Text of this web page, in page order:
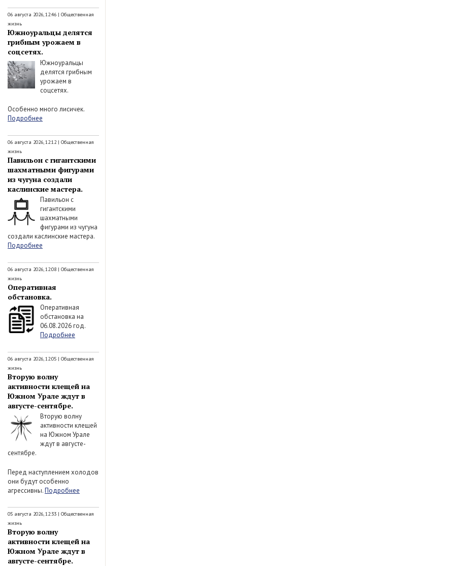
06 августа 2026, 12:46 | Общественная
жизнь
Южноуральцы делятся
грибным урожаем в
соцсетях.
Южноуральцы
делятся грибным
урожаем в
соцсетях.
Особенно много лисичек.
Подробнее
06 августа 2026, 12:12 | Общественная
жизнь
Павильон с гигантскими
шахматными фигурами
из чугуна создали
каслинские мастера.
Павильон с
гигантскими
шахматными
фигурами из чугуна
создали каслинские мастера.
Подробнее
06 августа 2026, 12:08 | Общественная
жизнь
Оперативная
обстановка.
Оперативная
обстановка на
06.08.2026 год.
Подробнее
06 августа 2026, 12:05 | Общественная
жизнь
Вторую волну
активности клещей на
Южном Урале ждут в
августе-сентябре.
Вторую волну
активности клещей
на Южном Урале
ждут в августе-
сентябре.
Перед наступлением холодов
они будут особенно
агрессивны.Подробнее
05 августа 2026, 12:33 | Общественная
жизнь
Вторую волну
активности клещей на
Южном Урале ждут в
августе-сентябре.